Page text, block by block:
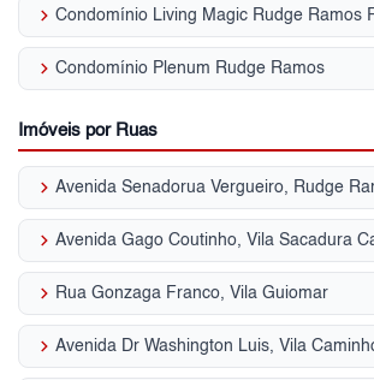
keyboard_arrow_right
keyboard_arrow_right Condomínio Plenum Rudge Ramos
Imóveis por Ruas
keyboard_arrow_right Avenida Senadorua Vergueiro, Rudge
keyboard_arrow_right Avenida Gago Coutinho, Vila Sacadura
keyboard_arrow_right Rua Gonzaga Franco, Vila Guiomar
keyboard_arrow_right Avenida Dr Washington Luis, Vila